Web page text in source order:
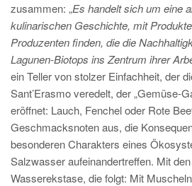
zusammen: „Es handelt sich um eine
kulinarischen Geschichte, mit
Produzenten finden, die die
Lagunen-Biotops ins Zentrum ihrer
ein Teller von stolzer Einfachheit, der
Sant’Erasmo veredelt, der „Gemüse-
eröffnet: Lauch, Fenchel oder Rote
Geschmacksnoten aus, die
besonderen Charakters eines
Salzwasser aufeinandertreffen. Mit den
Wasserekstase, die folgt: Mit